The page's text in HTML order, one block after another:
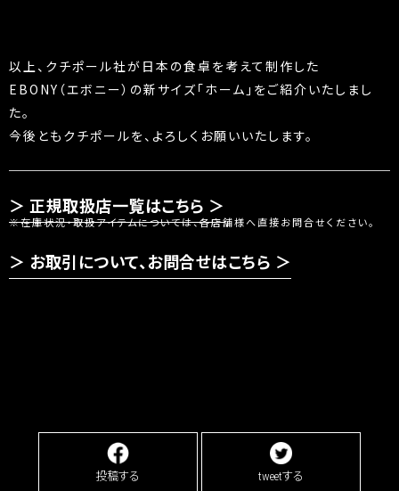
以上、クチポール社が日本の食卓を考えて制作した
EBONY（エボニー）の新サイズ「ホーム」をご紹介いたしまし
た。
今後ともクチポールを、よろしくお願いいたします。
正規取扱店一覧はこちら ＞
※在庫状況・取扱アイテムについては、各店舗様へ直接お問合せください。
お取引について、お問合せはこちら ＞
投稿する tweetする